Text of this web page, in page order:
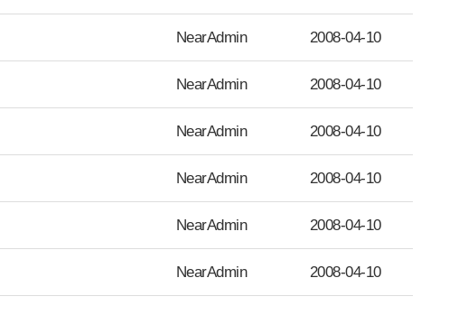
NearAdmin 2008-04-10
NearAdmin 2008-04-10
NearAdmin 2008-04-10
NearAdmin 2008-04-10
NearAdmin 2008-04-10
NearAdmin 2008-04-10